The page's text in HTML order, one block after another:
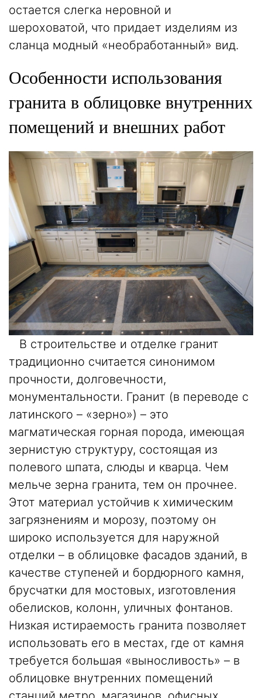
остается слегка неровной и
шероховатой, что придает изделиям из
сланца модный «необработанный» вид.
Особенности использования
гранита в облицовке внутренних
помещений и внешних работ
В строительстве и отделке гранит
традиционно считается синонимом
прочности, долговечности,
монументальности. Гранит (в переводе с
латинского – «зерно») – это
магматическая горная порода, имеющая
зернистую структуру, состоящая из
полевого шпата, слюды и кварца. Чем
мельче зерна гранита, тем он прочнее.
Этот материал устойчив к химическим
загрязнениям и морозу, поэтому он
широко используется для наружной
отделки – в облицовке фасадов зданий, в
качестве ступеней и бордюрного камня,
брусчатки для мостовых, изготовления
обелисков, колонн, уличных фонтанов.
Низкая истираемость гранита позволяет
использовать его в местах, где от камня
требуется большая «выносливость» – в
облицовке внутренних помещений